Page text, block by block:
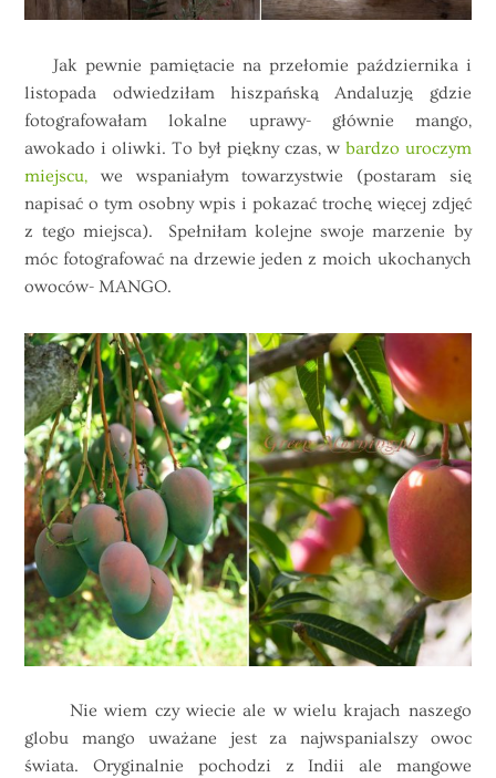
Jak pewnie pamiętacie na przełomie października i
listopada odwiedziłam hiszpańską Andaluzję gdzie
fotografowałam lokalne uprawy- głównie mango,
awokado i oliwki. To był piękny czas, w bardzo uroczym
miejscu, we wspaniałym towarzystwie (postaram się
napisać o tym osobny wpis i pokazać trochę więcej zdjęć
z tego miejsca). Spełniłam kolejne swoje marzenie by
móc fotografować na drzewie jeden z moich ukochanych
owoców- MANGO.
Nie wiem czy wiecie ale w wielu krajach naszego
globu mango uważane jest za najwspanialszy owoc
świata. Oryginalnie pochodzi z Indii ale mangowe